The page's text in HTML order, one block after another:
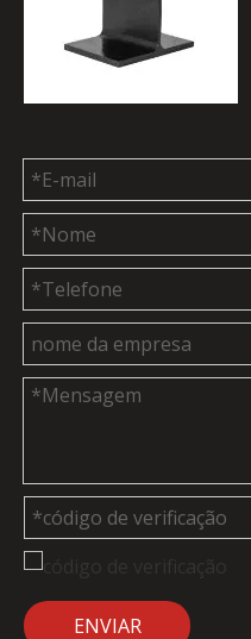
ENVIAR